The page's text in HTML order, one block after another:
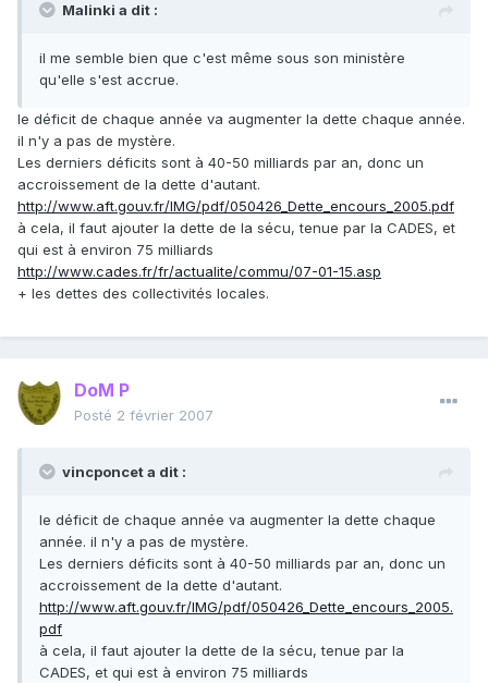
Malinki a dit :
il me semble bien que c'est même sous son ministère
qu'elle s'est accrue.
le déficit de chaque année va augmenter la dette chaque année.
il n'y a pas de mystère.
Les derniers déficits sont à 40-50 milliards par an, donc un
accroissement de la dette d'autant.
http://www.aft.gouv.fr/IMG/pdf/050426_Dette_encours_2005.pdf
à cela, il faut ajouter la dette de la sécu, tenue par la CADES, et
qui est à environ 75 milliards
http://www.cades.fr/fr/actualite/commu/07-01-15.asp
+ les dettes des collectivités locales.
DoM P
Posté 2 février 2007
vincponcet a dit :
le déficit de chaque année va augmenter la dette chaque
année. il n'y a pas de mystère.
Les derniers déficits sont à 40-50 milliards par an, donc un
accroissement de la dette d'autant.
http://www.aft.gouv.fr/IMG/pdf/050426_Dette_encours_2005.
pdf
à cela, il faut ajouter la dette de la sécu, tenue par la
CADES, et qui est à environ 75 milliards